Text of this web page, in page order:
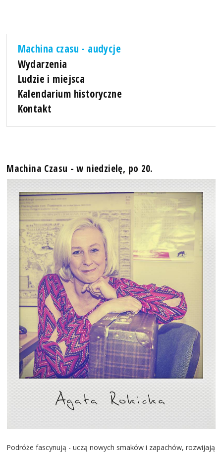
Machina czasu - audycje
Wydarzenia
Ludzie i miejsca
Kalendarium historyczne
Kontakt
Machina Czasu - w niedzielę, po 20.
Podróże fascynują - uczą nowych smaków i zapachów, rozwijają